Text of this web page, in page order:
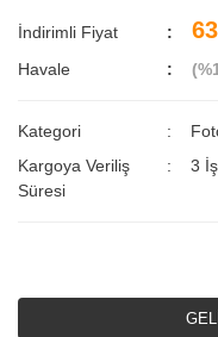
İndirimli Fiyat
Havale
Kategori
Kargoya Veriliş
Süresi
3